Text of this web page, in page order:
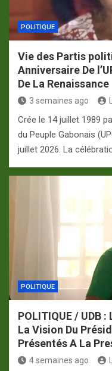
POLITIQUE
Vie des Partis
Anniversaire De
De La Renaissance
3 semaines ago
Crée le 14 juillet 1989
du Peuple Gabonais
juillet 2026. La
POLITIQUE
POLITIQUE / UDB
La Vision Du
Présentés A La
4 semaines ago